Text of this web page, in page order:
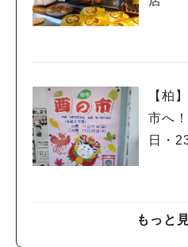
【柏
市へ
日・
もっと